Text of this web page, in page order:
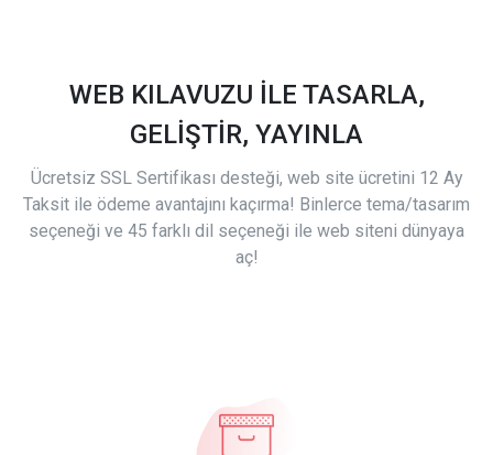
WEB KILAVUZU İLE TASARLA,
GELİŞTİR, YAYINLA
Ücretsiz SSL Sertifikası desteği, web site ücretini 12 Ay
Taksit ile ödeme avantajını kaçırma! Binlerce tema/tasarım
seçeneği ve 45 farklı dil seçeneği ile web siteni dünyaya
aç!